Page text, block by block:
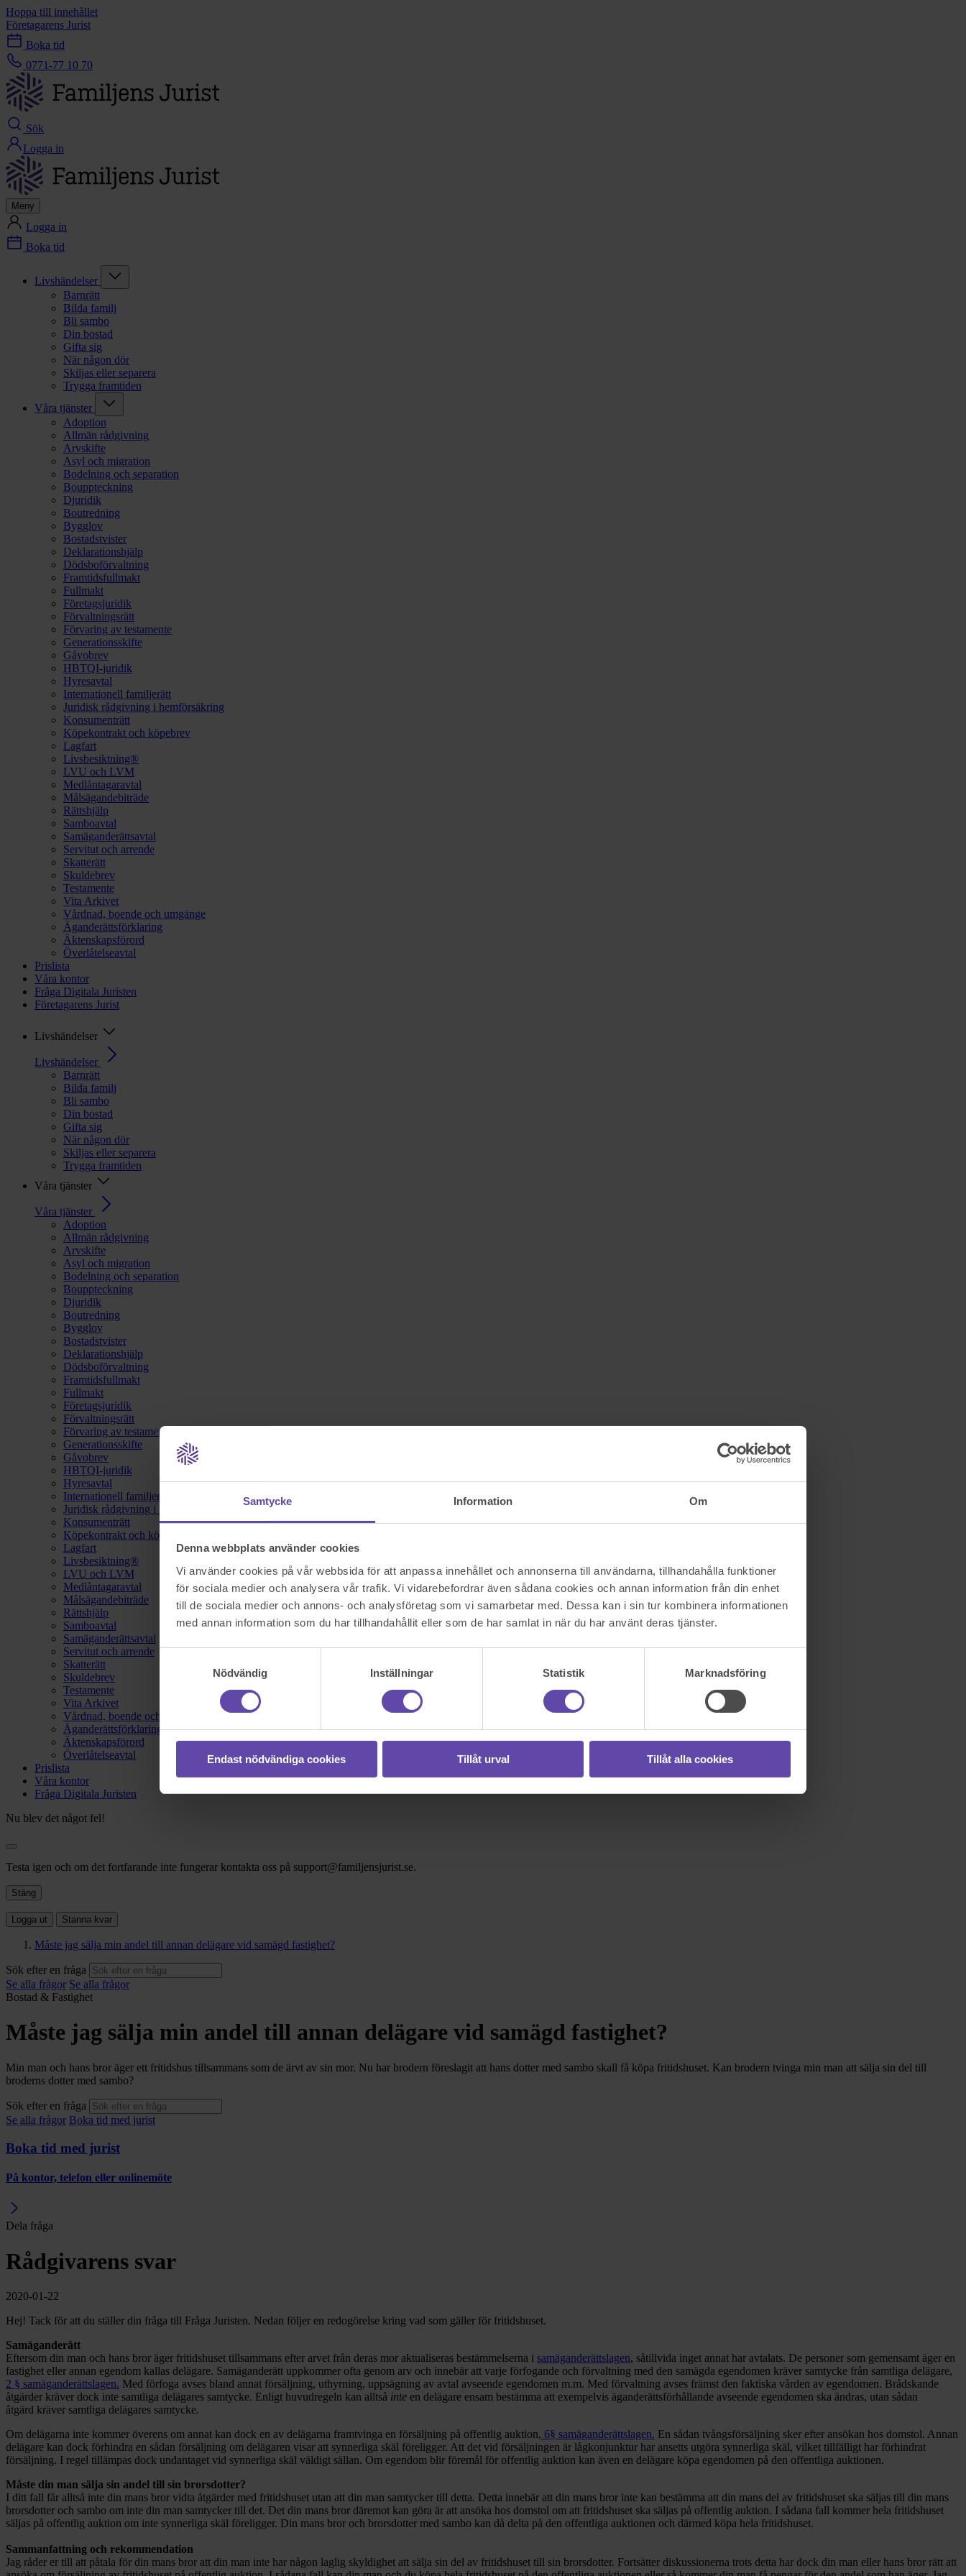
Samtycke Information Om
Denna webbplats använder cookies
Vi använder cookies på vår webbsida för att anpassa innehållet och annonserna till användarna, tillhandahålla funktioner
för sociala medier och analysera vår trafik. Vi vidarebefordrar även sådana cookies och annan information från din enhet
till de sociala medier och annons- och analysföretag som vi samarbetar med. Dessa kan i sin tur kombinera informationen
med annan information som du har tillhandahållit eller som de har samlat in när du har använt deras tjänster.
Nödvändig
Inställningar Statistik Marknadsföring
Endast nödvändiga cookies Tillåt urval Tillåt alla cookies
Hoppa till innehållet
Företagarens Jurist
Boka tid
0771-77 10 70
Sök
Logga in
Meny
Logga in
Boka tid
Livshändelser
Barnrätt
Bilda familj
Bli sambo
Din bostad
Gifta sig
När någon dör
Skiljas eller separera
Trygga framtiden
Våra tjänster
Adoption
Allmän rådgivning
Arvskifte
Asyl och migration
Bodelning och separation
Bouppteckning
Djuridik
Boutredning
Bygglov
Bostadstvister
Deklarationshjälp
Dödsboförvaltning
Framtidsfullmakt
Fullmakt
Företagsjuridik
Förvaltningsrätt
Förvaring av testamente
Generationsskifte
Gåvobrev
HBTQI-juridik
Hyresavtal
Internationell familjerätt
Juridisk rådgivning i hemförsäkring
Konsumenträtt
Köpekontrakt och köpebrev
Lagfart
Livsbesiktning®
LVU och LVM
Medlåntagaravtal
Målsägandebiträde
Rättshjälp
Samboavtal
Samäganderättsavtal
Servitut och arrende
Skatterätt
Skuldebrev
Testamente
Vita Arkivet
Vårdnad, boende och umgänge
Äganderättsförklaring
Äktenskapsförord
Överlåtelseavtal
Prislista
Våra kontor
Fråga Digitala Juristen
Företagarens Jurist
Livshändelser
Livshändelser
Barnrätt
Bilda familj
Bli sambo
Din bostad
Gifta sig
När någon dör
Skiljas eller separera
Trygga framtiden
Våra tjänster
Våra tjänster
Adoption
Allmän rådgivning
Arvskifte
Asyl och migration
Bodelning och separation
Bouppteckning
Djuridik
Boutredning
Bygglov
Bostadstvister
Deklarationshjälp
Dödsboförvaltning
Framtidsfullmakt
Fullmakt
Företagsjuridik
Förvaltningsrätt
Förvaring av testamente
Generationsskifte
Gåvobrev
HBTQI-juridik
Hyresavtal
Internationell familjerätt
Juridisk rådgivning i hemförsäkring
Konsumenträtt
Köpekontrakt och köpebrev
Lagfart
Livsbesiktning®
LVU och LVM
Medlåntagaravtal
Målsägandebiträde
Rättshjälp
Samboavtal
Samäganderättsavtal
Servitut och arrende
Skatterätt
Skuldebrev
Testamente
Vita Arkivet
Vårdnad, boende och umgänge
Äganderättsförklaring
Äktenskapsförord
Överlåtelseavtal
Prislista
Våra kontor
Fråga Digitala Juristen
Nu blev det något fel!
Testa igen och om det fortfarande inte fungerar kontakta oss på support@familjensjurist.se.
Stäng
Logga ut Stanna kvar
Måste jag sälja min andel till annan delägare vid samägd fastighet?
Sök efter en fråga
Se alla frågor Se alla frågor
Bostad & Fastighet
Måste jag sälja min andel till annan delägare vid samägd fastighet?
Min man och hans bror äger ett fritidshus tillsammans som de ärvt av sin mor. Nu har brodern föreslagit att hans dotter med sambo skall få köpa fritidshuset. Kan brodern tvinga min man att sälja sin del till
broderns dotter med sambo?
Sök efter en fråga
Se alla frågor Boka tid med jurist
Boka tid med jurist
På kontor, telefon eller onlinemöte
Dela fråga
Rådgivarens svar
2020-01-22
Hej! Tack för att du ställer din fråga till Fråga Juristen. Nedan följer en redogörelse kring vad som gäller för fritidshuset.
Samäganderätt
Eftersom din man och hans bror äger fritidshuset tillsammans efter arvet från deras mor aktualiseras bestämmelserna i samäganderättslagen, såtillvida inget annat har avtalats. De personer som gemensamt äger en
fastighet eller annan egendom kallas delägare. Samäganderätt uppkommer ofta genom arv och innebär att varje förfogande och förvaltning med den samägda egendomen kräver samtycke från samtliga delägare,
2 § samäganderättslagen. Med förfoga avses bland annat försäljning, uthyrning, uppsägning av avtal avseende egendomen m.m. Med förvaltning avses främst den faktiska vården av egendomen. Brådskande
åtgärder kräver dock inte samtliga delägares samtycke. Enligt huvudregeln kan alltså inte en delägare ensam bestämma att exempelvis äganderättsförhållande avseende egendomen ska ändras, utan sådan
åtgärd kräver samtliga delägares samtycke.
Om delägarna inte kommer överens om annat kan dock en av delägarna framtvinga en försäljning på offentlig auktion, 6§ samäganderättslagen. En sådan tvångsförsäljning sker efter ansökan hos domstol. Annan
delägare kan dock förhindra en sådan försäljning om delägaren visar att synnerliga skäl föreligger. Att det vid försäljningen är lågkonjunktur har ansetts utgöra synnerliga skäl, vilket tillfälligt har förhindrat
försäljning. I regel tillämpas dock undantaget vid synnerliga skäl väldigt sällan. Om egendom blir föremål för offentlig auktion kan även en delägare köpa egendomen på den offentliga auktionen.
Måste din man sälja sin andel till sin brorsdotter?
I ditt fall får alltså inte din mans bror vidta åtgärder med fritidshuset utan att din man samtycker till detta. Detta innebär att din mans bror inte kan bestämma att din mans del av fritidshuset ska säljas till din mans
brorsdotter och sambo om inte din man samtycker till det. Det din mans bror däremot kan göra är att ansöka hos domstol om att fritidshuset ska säljas på offentlig auktion. I sådana fall kommer hela fritidshuset
säljas på offentlig auktion om inte synnerliga skäl föreligger. Din mans bror och brorsdotter med sambo kan då delta på den offentliga auktionen och därmed köpa hela fritidshuset.
Sammanfattning och rekommendation
Jag råder er till att påtala för din mans bror att din man inte har någon laglig skyldighet att sälja sin del av fritidshuset till sin brorsdotter. Fortsätter diskussionerna trots detta har dock din man eller hans bror rätt att